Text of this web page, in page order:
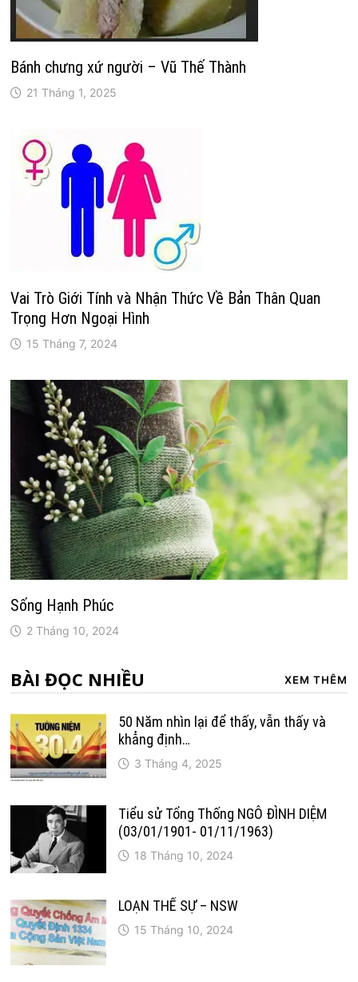
Bánh chưng xứ người – Vũ Thế Thành
21 Tháng 1, 2025
Vai Trò Giới Tính và Nhận Thức Về Bản Thân Quan
Trọng Hơn Ngoại Hình
15 Tháng 7, 2024
Sống Hạnh Phúc
2 Tháng 10, 2024
BÀI ĐỌC NHIỀU XEM THÊM
50 Năm nhìn lại để thấy, vẫn thấy và
khẳng định…
3 Tháng 4, 2025
Tiểu sử Tổng Thống NGÔ ĐÌNH DIỆM
(03/01/1901- 01/11/1963)
18 Tháng 10, 2024
LOẠN THẾ SỰ – NSW
15 Tháng 10, 2024